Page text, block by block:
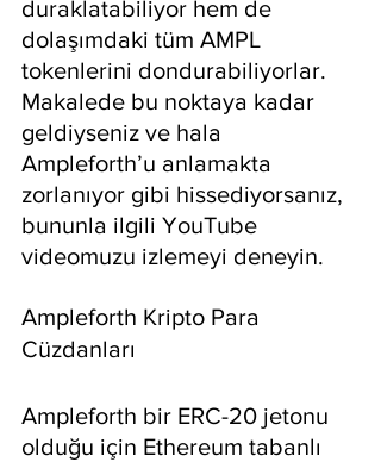
duraklatabiliyor hem de
dolaşımdaki tüm AMPL
tokenlerini dondurabiliyorlar.
Makalede bu noktaya kadar
geldiyseniz ve hala
Ampleforth’u anlamakta
zorlanıyor gibi hissediyorsanız,
bununla ilgili YouTube
videomuzu izlemeyi deneyin.
Ampleforth Kripto Para
Cüzdanları
Ampleforth bir ERC-20 jetonu
olduğu için Ethereum tabanlı